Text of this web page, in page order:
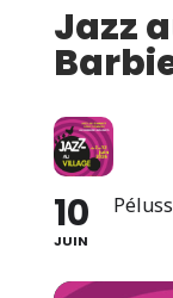
Jazz
10
JUIN